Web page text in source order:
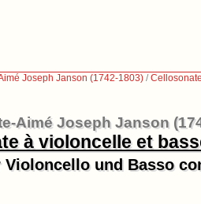
Joseph Janson (1742-1803) /Cellosonate
Aimé Joseph Janson
à violoncelle et
Violoncello und Basso